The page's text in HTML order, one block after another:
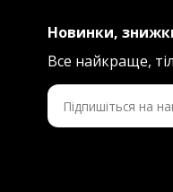
Новинки,
Все найкраще,